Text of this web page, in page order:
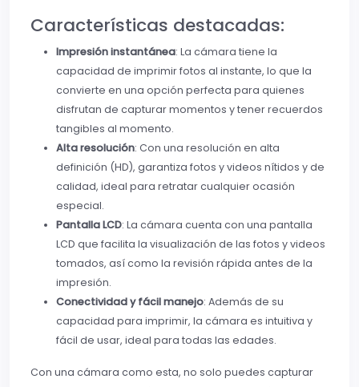
Características destacadas:
Impresión instantánea: La cámara tiene la
capacidad de imprimir fotos al instante, lo que la
convierte en una opción perfecta para quienes
disfrutan de capturar momentos y tener recuerdos
tangibles al momento.
Alta resolución: Con una resolución en alta
definición (HD), garantiza fotos y videos nítidos y de
calidad, ideal para retratar cualquier ocasión
especial.
Pantalla LCD: La cámara cuenta con una pantalla
LCD que facilita la visualización de las fotos y videos
tomados, así como la revisión rápida antes de la
impresión.
Conectividad y fácil manejo: Además de su
capacidad para imprimir, la cámara es intuitiva y
fácil de usar, ideal para todas las edades.
Con una cámara como esta, no solo puedes capturar